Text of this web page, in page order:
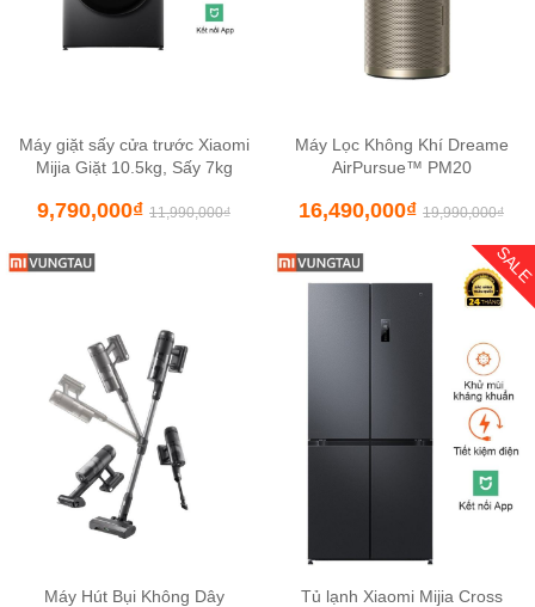
Máy giặt sấy cửa trước Xiaomi
Mijia Giặt 10.5kg, Sấy 7kg
9,790,000₫ 11,990,000₫
Máy Lọc Không Khí Dreame
AirPursue™ PM20
16,490,000₫ 19,990,000₫
Máy Hút Bụi Không Dây
SALE
Tủ lạnh Xiaomi Mijia Cross